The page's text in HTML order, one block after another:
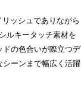
ッシュでありながら
ルキータッチ素材を
の色合いが際立つデ
ーンまで幅広く活躍